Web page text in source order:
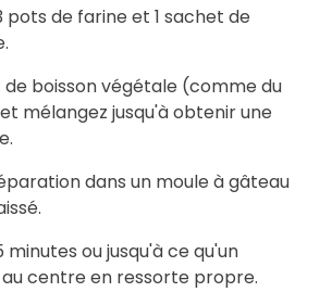
pots de farine et 1 sachet de
de boisson végétale (comme du
mélangez jusqu'à obtenir une
dans un moule à gâteau
minutes ou jusqu'à ce qu'un
centre en ressorte propre.